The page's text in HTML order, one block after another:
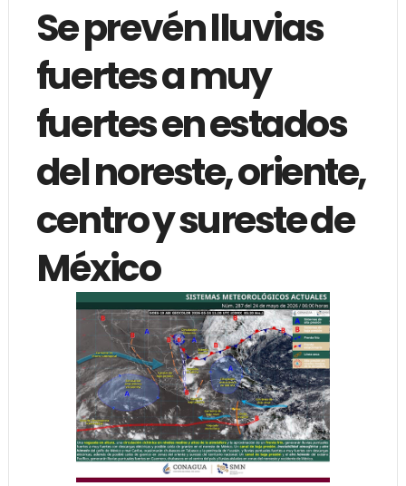
Se prevén lluvias
fuertes a muy
fuertes en estados
del noreste, oriente,
centro y sureste de
México